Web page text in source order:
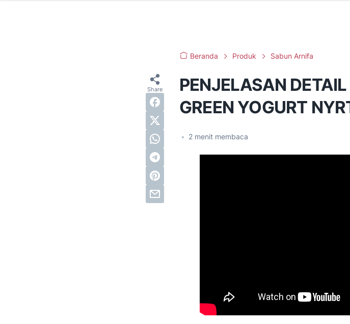
Beranda Produk Sabun Arnifa
PENJELASAN
GREEN YOGURT
• 2 menit membaca